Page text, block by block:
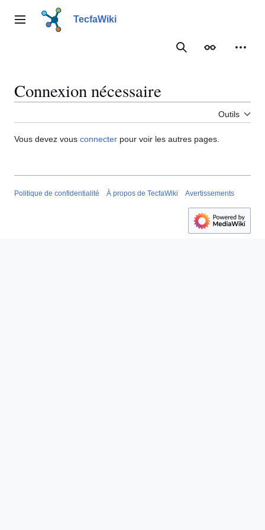
contenuMenu principalTecfaWiki
RechercherApparence
Connexion nécessaire
Outils
Vous devez vous connecter pour voir les autres pages.
Politique de confidentialité À propos de TecfaWiki Avertissements